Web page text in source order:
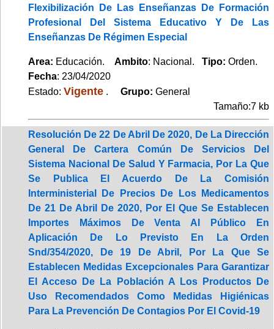
Flexibilización De Las Enseñanzas De Formación
Profesional Del Sistema Educativo Y De Las
Enseñanzas De Régimen Especial
Area: Educación. Ambito: Nacional. Tipo: Orden.
Fecha: 23/04/2020
Estado: Vigente . Grupo: General
Tamaño:7 kb
Resolución De 22 De Abril De 2020, De La Dirección
General De Cartera Común De Servicios Del
Sistema Nacional De Salud Y Farmacia, Por La Que
Se Publica El Acuerdo De La Comisión
Interministerial De Precios De Los Medicamentos
De 21 De Abril De 2020, Por El Que Se Establecen
Importes Máximos De Venta Al Público En
Aplicación De Lo Previsto En La Orden
Snd/354/2020, De 19 De Abril, Por La Que Se
Establecen Medidas Excepcionales Para Garantizar
El Acceso De La Población A Los Productos De
Uso Recomendados Como Medidas Higiénicas
Para La Prevención De Contagios Por El Covid-19